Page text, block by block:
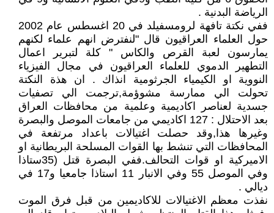
الرياضة البدنية .
ففي نكتة تافهة لرومسفيلد في 20 اغسطس عام 2002
حول العلماء العراقيون قال "لنفترض انهم علماء لكنهم
يمارسون لعبة القرص والكاس " كلة لتبرير اعمال
التطهير الدموي للعلماء العراقيون في مجال الفيزياء
النووية او الكيمياء الجرثومية انذاك . ان هذة النكتة
تحولت الي ممارسة مشوؤمة,ترجمت الي تصفيات
جسدية لعناصر اكاديمية وعلمية من محافظات العراق
بعد الاحتلال : 127 اكاديمي من جامعات الموصل والبصرة
وغيرها هذا,وقد حصلت اغتيالات باعداد مرتفعة في
المحافظات التي تنشط بها القوات المسلحة البريطانية او
الاميركية او قوات التحالف.ففي البصرة قتل (35ستاذا
وفي الموصل 55 وفي الانبار 11 استاذا جامعيا و17 في
ديالي .
نفذت معظم الاغتيالات للاكاديمين من قبل فرق الموت